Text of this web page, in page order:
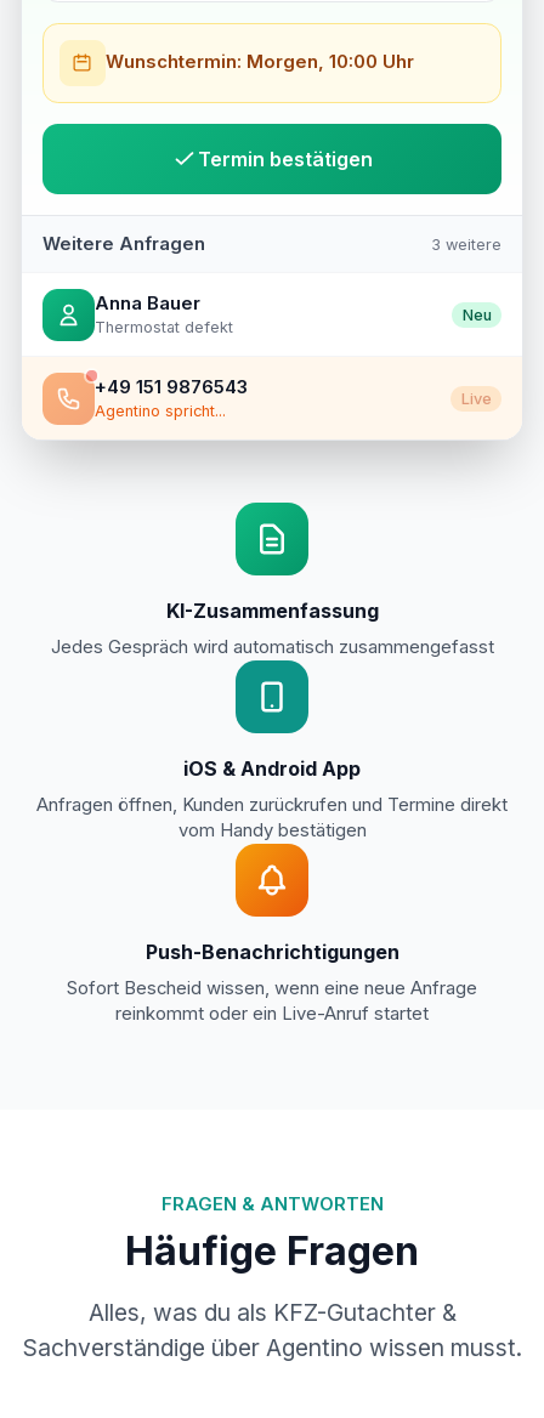
Wunschtermin: Morgen, 10:00 Uhr
Termin bestätigen
Weitere Anfragen 3 weitere
Anna Bauer
Thermostat defekt
Neu
+49 151 9876543
Agentino spricht...
Live
KI-Zusammenfassung
Jedes Gespräch wird automatisch zusammengefasst
iOS & Android App
Anfragen öffnen, Kunden zurückrufen und Termine direkt
vom Handy bestätigen
Push-Benachrichtigungen
Sofort Bescheid wissen, wenn eine neue Anfrage
reinkommt oder ein Live-Anruf startet
FRAGEN & ANTWORTEN
Häufige Fragen
Alles, was du als KFZ-Gutachter &
Sachverständige über Agentino wissen musst.